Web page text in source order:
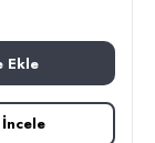
Ekle